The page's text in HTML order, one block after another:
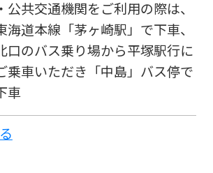
・公共交通機関をご利用の際は、
海道本線「茅ヶ崎駅」で下車、
口のバス乗り場から平塚駅行に
乗車いただき「中島」バス停で
車